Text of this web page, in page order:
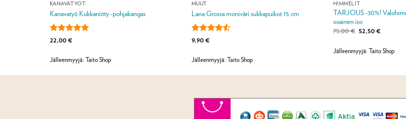
KANAVATYÖT
Kanavatyö Kukkaniitty -pohjakangas
Arvostelu
22,00€
Jälleenmyyjä: Taito Shop
MUUT
Lana Grossa moniväri sukkapuikot 15 cm
Arvostelu
9,90€
Jälleenmyyjä: Taito Shop
HIMMELIT
TARJOUS -30%!
osainen iso
75,00€ Alkuperäinen
75,00 €.
52,50€Nykyinen
52,50 €.
Jälleenmyyjä: Taito Shop